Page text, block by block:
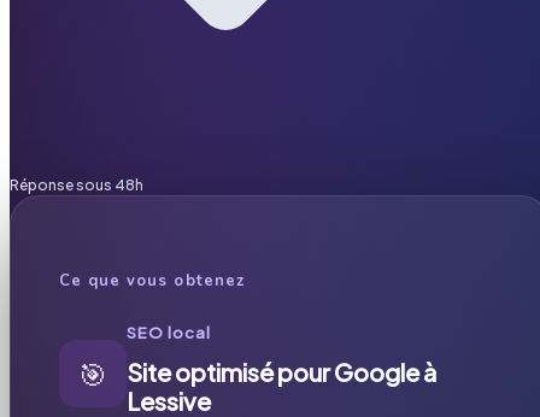
Réponse sous 48h
Ce que vous obtenez
🎯
SEO local
Site optimisé pour Google à
Lessive